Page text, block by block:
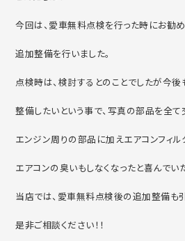
今回は、愛車無料点検を行った時にお勧
追加整備を行いました。
点検時は、検討するとのことでしたが今
整備したいという事で、写真の部品を全て
エンジン周りの部品に加えエアコンフィ
エアコンの臭いもしなくなったと喜んでい
当店では、愛車無料点検後の追加整備も
是非ご相談ください！！